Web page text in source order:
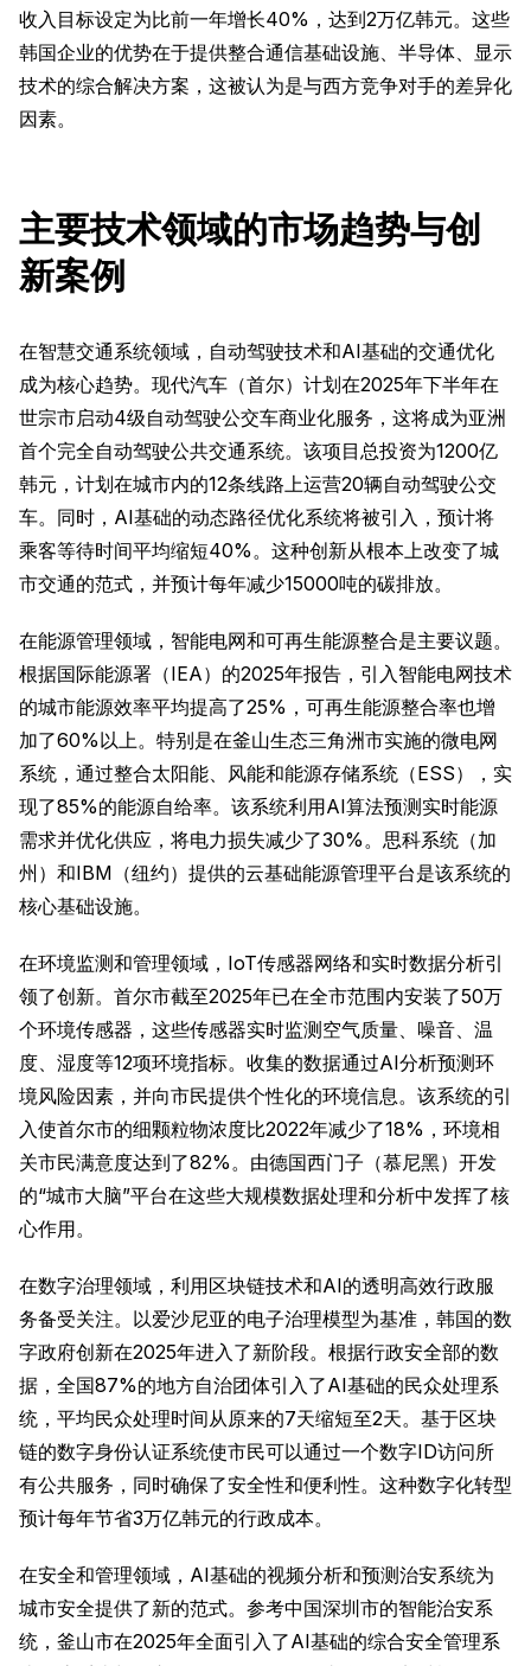
收入目标设定为比前一年增长40%，达到2万亿韩元。这些
韩国企业的优势在于提供整合通信基础设施、半导体、显示
技术的综合解决方案，这被认为是与西方竞争对手的差异化
因素。
主要技术领域的市场趋势与创
新案例
在智慧交通系统领域，自动驾驶技术和AI基础的交通优化
成为核心趋势。现代汽车（首尔）计划在2025年下半年在
世宗市启动4级自动驾驶公交车商业化服务，这将成为亚洲
首个完全自动驾驶公共交通系统。该项目总投资为1200亿
韩元，计划在城市内的12条线路上运营20辆自动驾驶公交
车。同时，AI基础的动态路径优化系统将被引入，预计将
乘客等待时间平均缩短40%。这种创新从根本上改变了城
市交通的范式，并预计每年减少15000吨的碳排放。
在能源管理领域，智能电网和可再生能源整合是主要议题。
根据国际能源署（IEA）的2025年报告，引入智能电网技术
的城市能源效率平均提高了25%，可再生能源整合率也增
加了60%以上。特别是在釜山生态三角洲市实施的微电网
系统，通过整合太阳能、风能和能源存储系统（ESS），实
现了85%的能源自给率。该系统利用AI算法预测实时能源
需求并优化供应，将电力损失减少了30%。思科系统（加
州）和IBM（纽约）提供的云基础能源管理平台是该系统的
核心基础设施。
在环境监测和管理领域，IoT传感器网络和实时数据分析引
领了创新。首尔市截至2025年已在全市范围内安装了50万
个环境传感器，这些传感器实时监测空气质量、噪音、温
度、湿度等12项环境指标。收集的数据通过AI分析预测环
境风险因素，并向市民提供个性化的环境信息。该系统的引
入使首尔市的细颗粒物浓度比2022年减少了18%，环境相
关市民满意度达到了82%。由德国西门子（慕尼黑）开发
的“城市大脑”平台在这些大规模数据处理和分析中发挥了核
心作用。
在数字治理领域，利用区块链技术和AI的透明高效行政服
务备受关注。以爱沙尼亚的电子治理模型为基准，韩国的数
字政府创新在2025年进入了新阶段。根据行政安全部的数
据，全国87%的地方自治团体引入了AI基础的民众处理系
统，平均民众处理时间从原来的7天缩短至2天。基于区块
链的数字身份认证系统使市民可以通过一个数字ID访问所
有公共服务，同时确保了安全性和便利性。这种数字化转型
预计每年节省3万亿韩元的行政成本。
在安全和管理领域，AI基础的视频分析和预测治安系统为
城市安全提供了新的范式。参考中国深圳市的智能治安系
统，釜山市在2025年全面引入了AI基础的综合安全管理系